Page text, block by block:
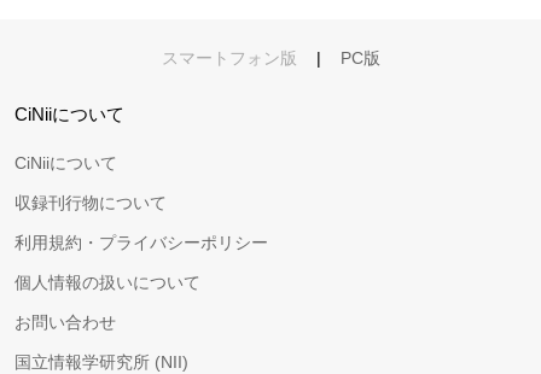
スマートフォン版 | PC版
CiNiiについて
CiNiiについて
収録刊行物について
利用規約・プライバシーポリシー
個人情報の扱いについて
お問い合わせ
国立情報学研究所 (NII)